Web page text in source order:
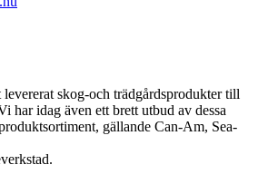
skog-och trädgårdsprodukter till
har idag även ett brett utbud av dessa
gällande Can-Am, Sea-